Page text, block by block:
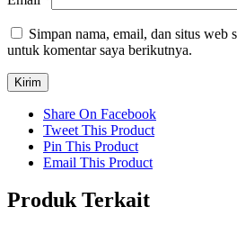
Simpan nama, email, dan situs web
untuk komentar saya berikutnya.
Share On Facebook
Tweet This Product
Pin This Product
Email This Product
Produk Terkait